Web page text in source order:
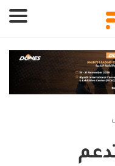
إدارة ملفات تعريف الارتباط